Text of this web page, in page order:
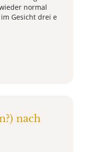
normal
Gesicht drei e
nach